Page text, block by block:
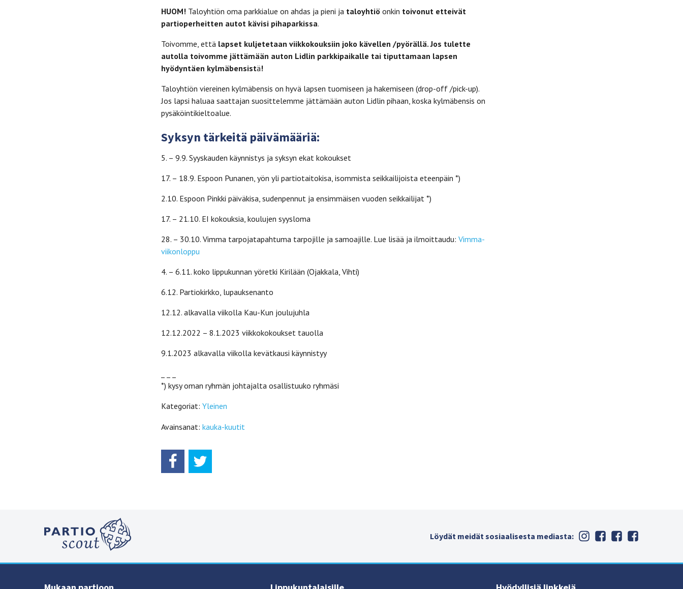
HUOM! Taloyhtiön oma parkkialue on ahdas ja pieni ja taloyhtiö onkin toivonut etteivät
partioperheitten autot kävisi pihaparkissa.
Toivomme, että lapset kuljetetaan viikkokouksiin joko kävellen /pyörällä. Jos tulette
autolla toivomme jättämään auton Lidlin parkkipaikalle tai tiputtamaan lapsen
hyödyntäen kylmäbensistä!
Taloyhtiön viereinen kylmäbensis on hyvä lapsen tuomiseen ja hakemiseen (drop-off /pick-up).
Jos lapsi haluaa saattajan suosittelemme jättämään auton Lidlin pihaan, koska kylmäbensis on
pysäköintikieltoalue.
Syksyn tärkeitä päivämääriä:
5. – 9.9. Syyskauden käynnistys ja syksyn ekat kokoukset
17. – 18.9. Espoon Punanen, yön yli partiotaitokisa, isommista seikkailijoista eteenpäin *)
2.10. Espoon Pinkki päiväkisa, sudenpennut ja ensimmäisen vuoden seikkailijat *)
17. – 21.10. EI kokouksia, koulujen syysloma
28. – 30.10. Vimma tarpojatapahtuma tarpojille ja samoajille. Lue lisää ja ilmoittaudu: Vimma-
viikonloppu
4. – 6.11. koko lippukunnan yöretki Kirilään (Ojakkala, Vihti)
6.12. Partiokirkko, lupauksenanto
12.12. alkavalla viikolla Kau-Kun joulujuhla
12.12.2022 – 8.1.2023 viikkokokoukset tauolla
9.1.2023 alkavalla viikolla kevätkausi käynnistyy
*) kysy oman ryhmän johtajalta osallistuuko ryhmäsi
Kategoriat: Yleinen
Avainsanat: kauka-kuutit
Löydät meidät sosiaalisesta mediasta: